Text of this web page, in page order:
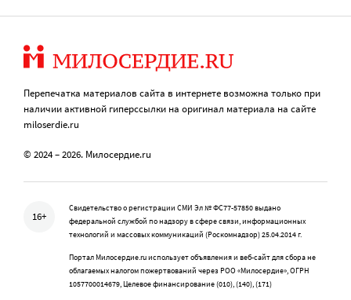
Перепечатка материалов сайта в интернете возможна только при
наличии активной гиперссылки на оригинал материала на сайте
miloserdie.ru
© 2024 – 2026. Милосердие.ru
16+
Свидетельство о регистрации СМИ Эл № ФС77-57850 выдано
федеральной службой по надзору в сфере связи, информационных
технологий и массовых коммуникаций (Роскомнадзор) 25.04.2014 г.
Портал Милосердие.ru использует объявления и веб-сайт для сбора не
облагаемых налогом пожертвований через РОО «Милосердие», ОГРН
1057700014679, Целевое финансирование (010), (140), (171)